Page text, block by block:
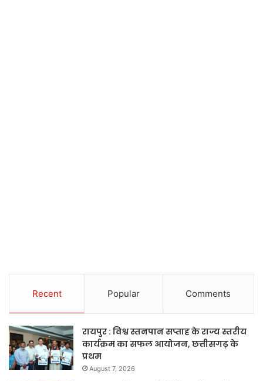
Recent Popular Comments
रायपुर : विश्व स्तनपान सप्ताह के राज्य स्तरीय
कार्यक्रम का सफल आयोजन, छत्तीसगढ़ के
प्रथम
August 7, 2026